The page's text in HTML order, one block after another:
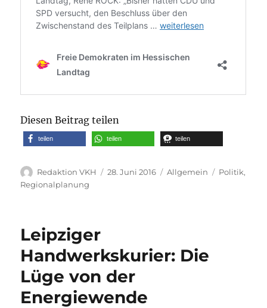
Diesen Beitrag teilen
teilen teilen teilen
Autor
Redaktion VKH
Veröffentlicht
28. Juni 2016 Kategorien
Allgemein Politik,
Regionalplanung
Leipziger
Handwerkskurier: Die
Lüge von der
Energiewende